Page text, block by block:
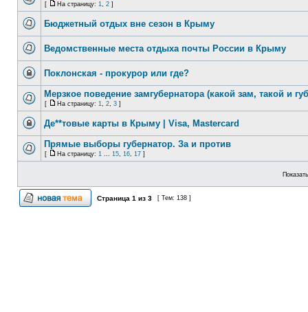
[ На страницу: 1, 2 ]
Бюджетный отдых вне сезон в Крыму
Ведомственные места отдыха почты России в Крыму
Поклонская - прокурор или где?
Мерзкое поведение замгубернатора (какой зам, такой и
[ На страницу: 1, 2, 3 ]
Де**товые карты в Крыму | Visa, Mastercard
Прямые выборы губернатор. За и против
[ На страницу: 1 ... 15, 16, 17 ]
Страница 1 из 3 [ Тем: 138 ]